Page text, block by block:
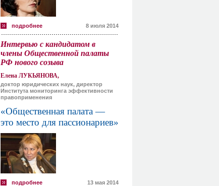
подробнее 8 июля 2014
Интервью с кандидатом в
члены Общественной палаты
РФ нового созыва
Елена ЛУКЬЯНОВА,
доктор юридических наук, директор
Института мониторинга эффективности
правоприменения
«Общественная палата —
это место для пассионариев»
подробнее 13 мая 2014